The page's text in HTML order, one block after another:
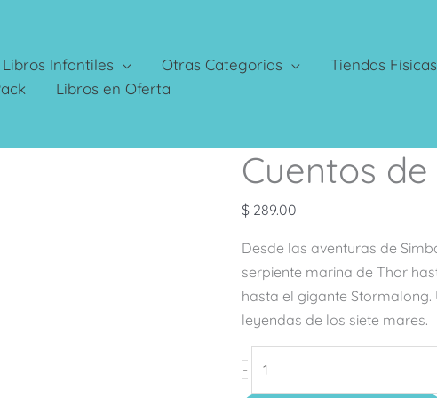
Libros Infantiles Otras Categorias Tiendas Físicas
Libros en Oferta
Cuentos
$ 289.00
Desde las aventuras de
serpiente marina de Thor
hasta el gigante
leyendas de los siete mares.
-
Cuentos
de
los
Mares
cantidad